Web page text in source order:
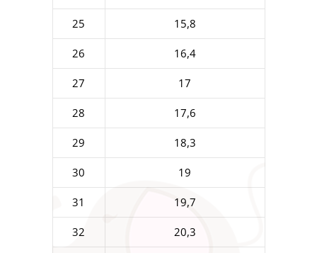
25 15,8
26 16,4
27 17
28 17,6
29 18,3
30 19
31 19,7
32 20,3